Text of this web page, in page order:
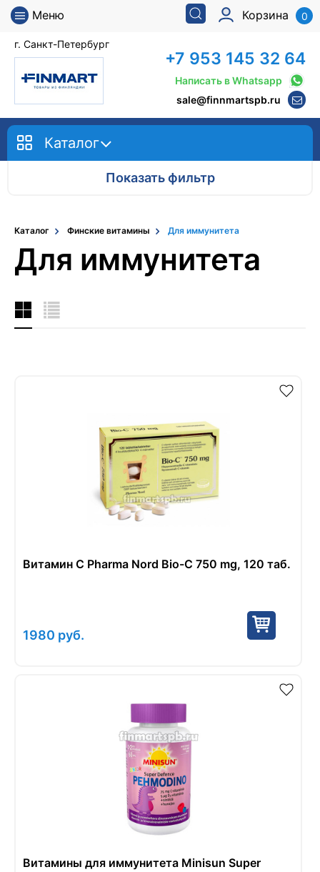
Меню
г. Санкт-Петербург
Корзина 0
+7 953 145 32 64
Написать в Whatsapp
sale@finnmartspb.ru
Каталог
Показать фильтр
Каталог Финские витамины Для иммунитета
Для иммунитета
Витамин С Pharma Nord Bio-C 750 mg, 120 таб.
1980 руб.
Витамины для иммунитета Minisun Super